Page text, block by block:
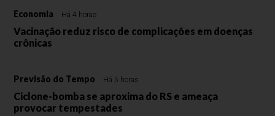
Economia Há 4 horas
Vacinação reduz risco de complicações em doenças
crônicas
Previsão do Tempo Há 5 horas
Ciclone-bomba se aproxima do RS e ameaça
provocar tempestades